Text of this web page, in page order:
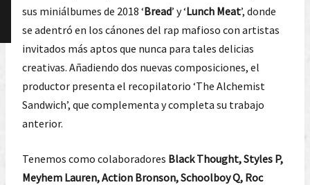
sus miniálbumes de 2018 ‘Bread’ y ‘Lunch Meat’, donde
se adentró en los cánones del rap mafioso con artistas
invitados más aptos que nunca para tales delicias
creativas. Añadiendo dos nuevas composiciones, el
productor presenta el recopilatorio ‘The Alchemist
Sandwich’, que complementa y completa su trabajo
anterior.
Tenemos como colaboradores Black Thought, Styles P,
Meyhem Lauren, Action Bronson, Schoolboy Q, Roc